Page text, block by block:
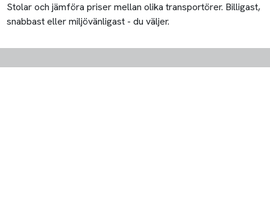
Stolar och jämföra priser mellan olika transportörer. Billigast,
snabbast eller miljövänligast - du väljer.